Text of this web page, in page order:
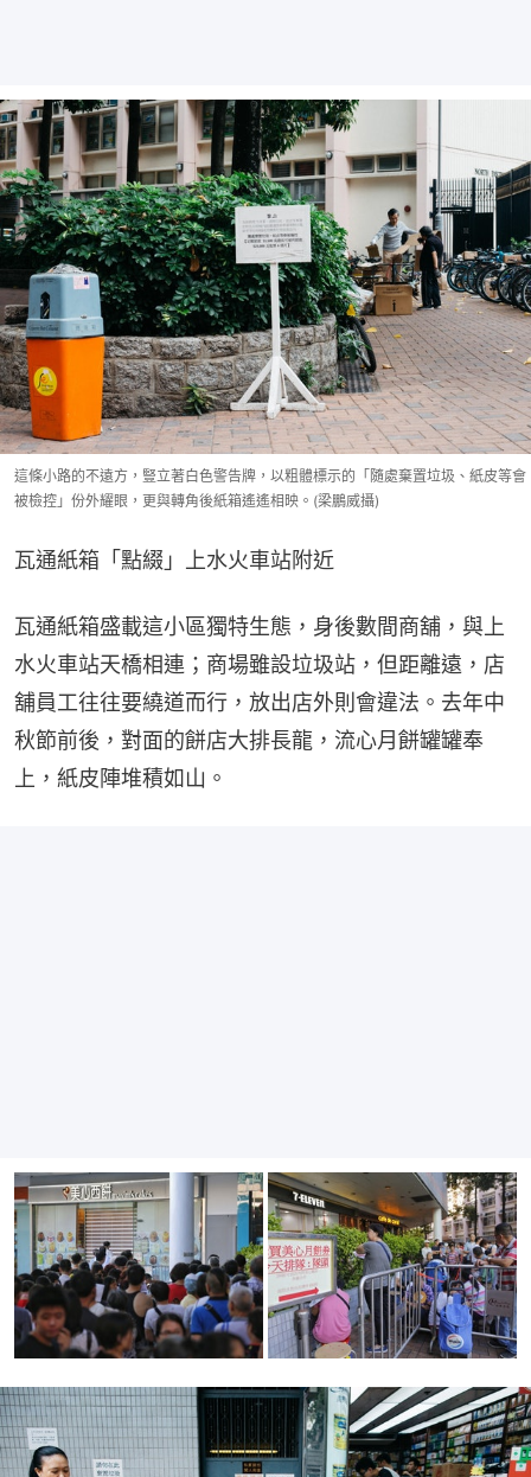
這條小路的不遠方，豎立著白色警告牌，以粗體標示的「隨處棄置垃圾、紙皮等會
被檢控」份外耀眼，更與轉角後紙箱遙遙相映。(梁鵬威攝)
瓦通紙箱「點綴」上水火車站附近
瓦通紙箱盛載這小區獨特生態，身後數間商舖，與上
水火車站天橋相連；商場雖設垃圾站，但距離遠，店
舖員工往往要繞道而行，放出店外則會違法。去年中
秋節前後，對面的餅店大排長龍，流心月餅罐罐奉
上，紙皮陣堆積如山。